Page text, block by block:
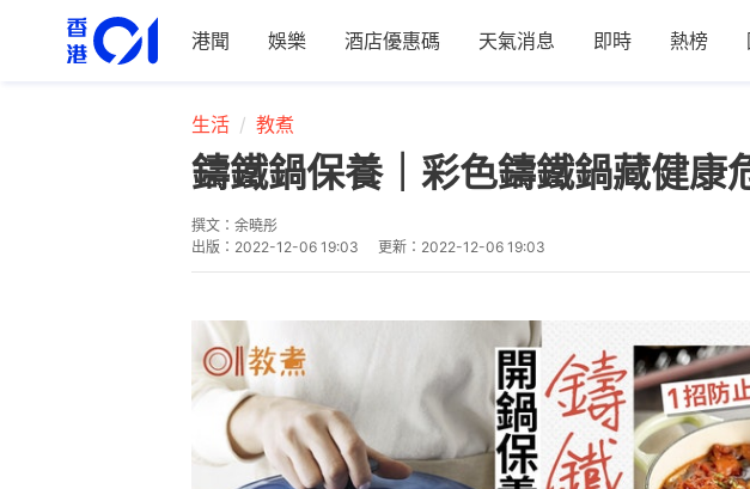
港聞 娛樂 酒店優惠碼 天氣消息 即時 熱榜
生活 教煮
鑄鐵鍋保養｜彩色鑄鐵鍋藏健康
撰文： 余曉彤
出版： 2022-12-06 19:03 更新： 2022-12-06 19:03